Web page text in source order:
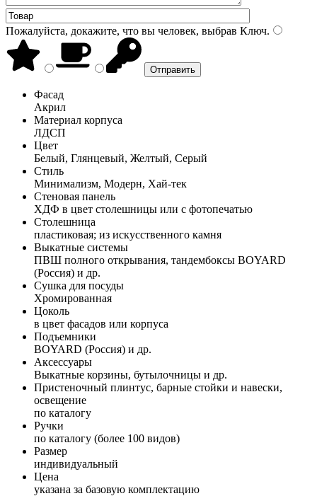
Пожалуйста, докажите, что вы человек, выбрав Ключ.
Фасад
Акрил
Материал корпуса
ЛДСП
Цвет
Белый, Глянцевый, Желтый, Серый
Стиль
Минимализм, Модерн, Хай-тек
Стеновая панель
ХДФ в цвет столешницы или с фотопечатью
Столешница
пластиковая; из искусственного камня
Выкатные системы
ПВШ полного открывания, тандембоксы BOYARD
(Россия) и др.
Сушка для посуды
Хромированная
Цоколь
в цвет фасадов или корпуса
Подъемники
BOYARD (Россия) и др.
Аксессуары
Выкатные корзины, бутылочницы и др.
Пристеночный плинтус, барные стойки и навески,
освещение
по каталогу
Ручки
по каталогу (более 100 видов)
Размер
индивидуальный
Цена
указана за базовую комплектацию